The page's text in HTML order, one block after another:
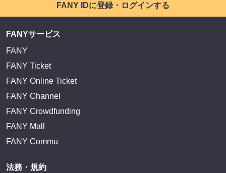
FANY IDに登録・ログインする
FANYサービス
FANY
FANY Ticket
FANY Online Ticket
FANY Channel
FANY Crowdfunding
FANY Mall
FANY Commu
法務・規約